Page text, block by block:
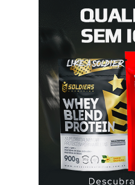
deve fazer uma pausa de 7
que usa a elani ciclo® pode
seguir a recomendação de
ciclo® são iguais? Sim são,
mesma composição
menos comprimidos, 21